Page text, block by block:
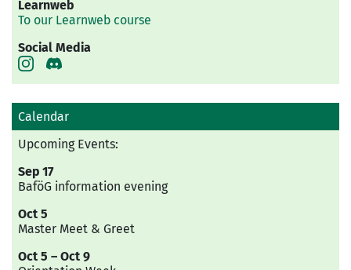
Learnweb
To our Learnweb course
Social Media
Calendar
Upcoming Events:
Sep 17
BaföG information evening
Oct 5
Master Meet & Greet
Oct 5 – Oct 9